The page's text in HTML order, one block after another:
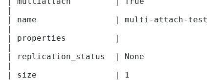
|
| name                | multi-attach-test
|
| properties          |
|
| replication_status  | None
|
| size                | 1